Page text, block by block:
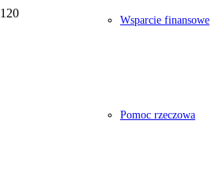
Wsparcie finansowe
Pomoc rzeczowa